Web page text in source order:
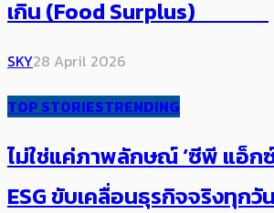
เกิน (Food Surplus)
SKY28 April 2026
TOP STORIESTRENDING
ไม่ใช่แค่ภาพลักษณ์ ‘ซีพี แอ็ก
ESG ​ขับเคลื่อน​ธุรกิจจริงทุกวั